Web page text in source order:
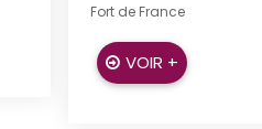
Fort de France
VOIR +